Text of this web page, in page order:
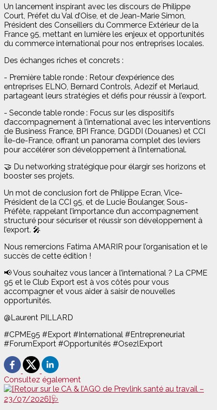
Un lancement inspirant avec les discours de Philippe
Court, Préfet du Val d’Oise, et de Jean-Marie Simon,
Président des Conseillers du Commerce Extérieur de la
France 95, mettant en lumière les enjeux et opportunités
du commerce international pour nos entreprises locales.
Des échanges riches et concrets :
- Première table ronde : Retour d’expérience des
entreprises ELNO, Bernard Controls, Adezif et Merlaud,
partageant leurs stratégies et défis pour réussir à l’export.
- Seconde table ronde : Focus sur les dispositifs
d’accompagnement à l’international avec les interventions
de Business France, BPI France, DGDDI (Douanes) et CCI
Île-de-France, offrant un panorama complet des leviers
pour accélérer son développement à l’international.
🤝 Du networking stratégique pour élargir ses horizons et
booster ses projets.
Un mot de conclusion fort de Philippe Ecran, Vice-
Président de la CCI 95, et de Lucie Boulanger, Sous-
Préfète, rappelant l’importance d’un accompagnement
structuré pour sécuriser et réussir son développement à
l’export. 🎤
Nous remercions Fatima AMARIR pour l’organisation et le
succès de cette édition !
📢 Vous souhaitez vous lancer à l’international ? La CPME
95 et le Club Export est à vos côtés pour vous
accompagner et vous aider à saisir de nouvelles
opportunités.
@Laurent PILLARD
#CPME95 #Export #International #Entrepreneuriat
#ForumExport #Opportunités #OsezlExport
Consultez également